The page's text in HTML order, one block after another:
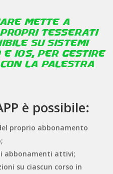
mette a
propri tesserati
su sistemi
iOS, per gestire
la Palestra
è possibile:
proprio abbonamento
abbonamenti attivi;
su ciascun corso in